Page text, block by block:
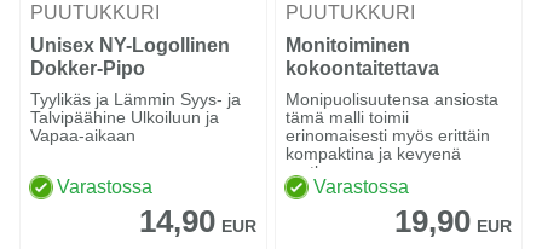
PUUTUKKURI
Unisex NY-Logollinen
Dokker-Pipo
Tyylikäs ja Lämmin Syys- ja
Talvipäähine Ulkoiluun ja
Vapaa-aikaan
Varastossa
14,90 EUR
PUUTUKKURI
Monitoiminen
kokoontaitettava
ulkoilureppu
Monipuolisuutensa ansiosta
tämä malli toimii
erinomaisesti myös erittäin
kompaktina ja kevyenä
matk...
Varastossa
19,90 EUR